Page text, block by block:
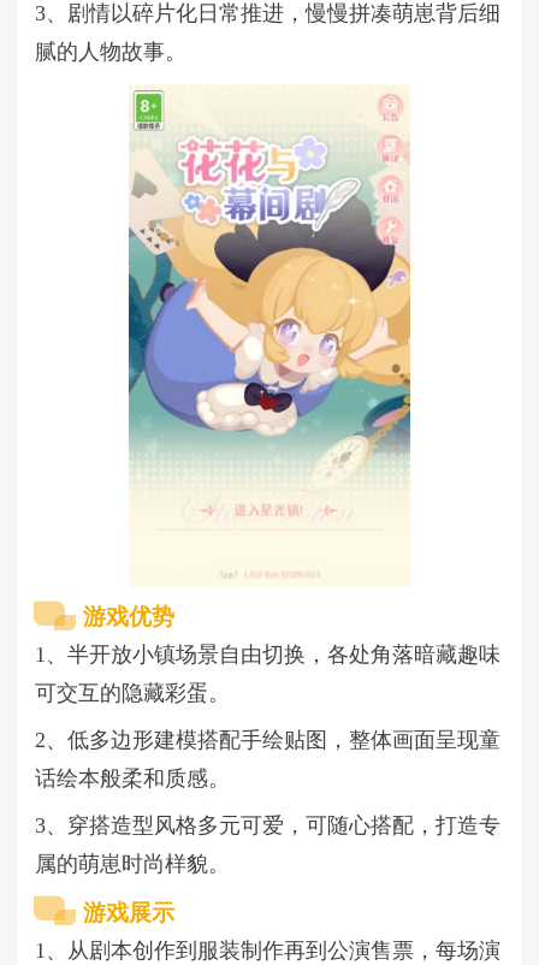
3、剧情以碎片化日常推进，慢慢拼凑萌崽背后细
腻的人物故事。
游戏优势
1、半开放小镇场景自由切换，各处角落暗藏趣味
可交互的隐藏彩蛋。
2、低多边形建模搭配手绘贴图，整体画面呈现童
话绘本般柔和质感。
3、穿搭造型风格多元可爱，可随心搭配，打造专
属的萌崽时尚样貌。
游戏展示
1、从剧本创作到服装制作再到公演售票，每场演